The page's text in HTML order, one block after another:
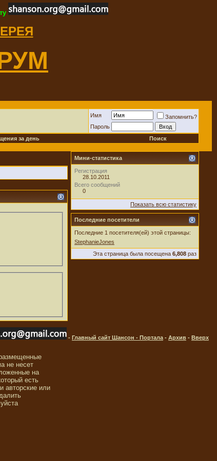
Имя
Запомнить?
Пароль
за день Поиск
Мини-статистика
Регистрация
28.10.2011
Всего сообщений
0
Показать всю статистику
Последние посетители
Последние 1 посетителя(ей) этой страницы:
StephanieJones
Эта страница была посещена 6,808 раз
- Главный сайт Шансон - Портала - Архив - Вверх
не несет
на
есть
авторские или